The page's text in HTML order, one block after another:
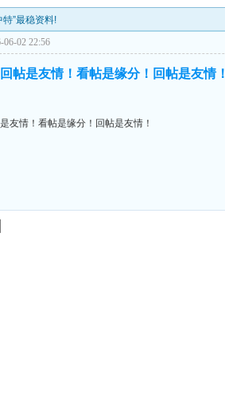
”最稳资料!
06-02 22:56
帖是友情！看帖是缘分！回帖是友情！
友情！看帖是缘分！回帖是友情！